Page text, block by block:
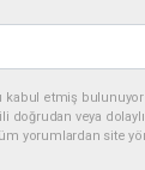
kabul etmiş
doğrudan veya
yorumlardan site